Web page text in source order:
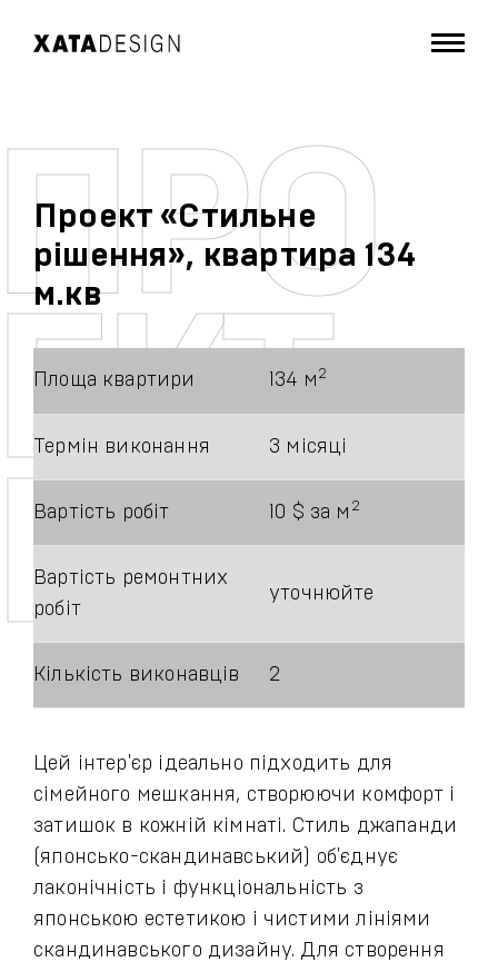
Проект «Стильне
рішення», квартира 134
м.кв
Площа квартири 134 м 2
Термін виконання 3 місяці
Вартість робіт 10 $ за м 2
Вартість ремонтних
робіт
уточнюйте
Кількість виконавців 2
Цей інтер'єр ідеально підходить для
сімейного мешкання, створюючи комфорт і
затишок в кожній кімнаті. Стиль джапанди
(японсько-скандинавський) об'єднує
лаконічність і функціональність з
японською естетикою і чистими лініями
скандинавського дизайну. Для створення